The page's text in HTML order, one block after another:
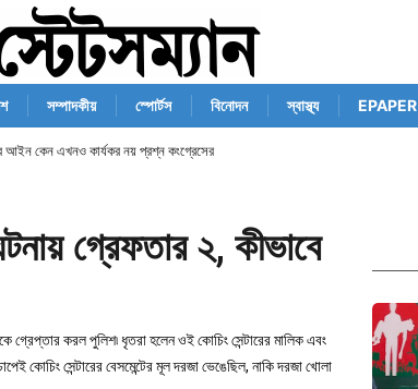
সম্পাদকীয় স্পোর্টস বিনোদন স্বাস্থ্য EPAPER
আইন কেন এখনও কার্যকর নয় প্রশ্ন কংগ্রেসের
গ্রেফতার ২, কীভাবে
করল পুলিশ৷ ধৃতরা হলেন ওই কোচিং সেন্টারের মালিক এবং
কোচিং সেন্টারের বেসমেন্টের মূল দরজা ভেঙেছিল, নাকি দরজা খোলা